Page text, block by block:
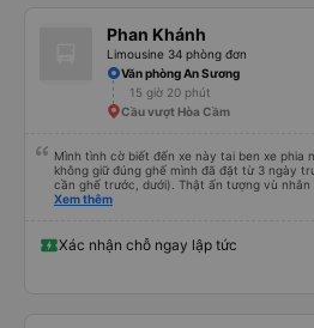
Phan Khánh
Limousine 34 phòng đơn
Văn phòng An Sương
15 giờ 20 phút
Cầu vượt Hòa Cầm
Mình tình cờ biết đến xe này tai ben xe phia
không giữ đúng ghế mình đã đặt từ 3 ngày
cần ghế trước, dưới). Thật ấn tượng vù
rõ ràng, chuyên nghiệp. Đi đúng giờ, xe mới
các anh tài và lơ cũng cực dễ thương, tâm
lưu lại để giới thiệu người nhà, bạn bè đi xe
Xem thêm
Xác nhận chỗ ngay lập tức